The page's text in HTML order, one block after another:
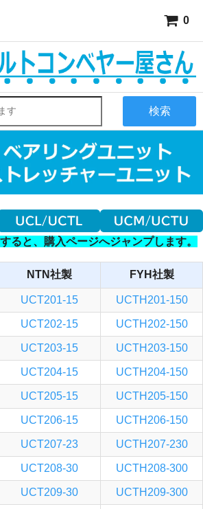
0
検索
ると、購入ページへジャンプします。
NTN社製 FYH社製
UCT201-15 UCTH201-150
UCT202-15 UCTH202-150
UCT203-15 UCTH203-150
UCT204-15 UCTH204-150
UCT205-15 UCTH205-150
UCT206-15 UCTH206-150
UCT207-23 UCTH207-230
UCT208-30 UCTH208-300
UCT209-30 UCTH209-300